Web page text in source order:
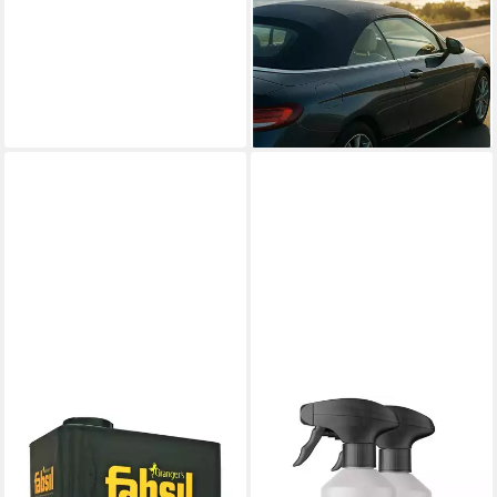
St)
ab 29,99 €
34,99 €
(59,98 €/ 1 l)
-14%
lieferbar - in 2-3 Werktagen bei dir
GRANGERS
Fabsil Universal
Imprägnierung - 5000 ml auf